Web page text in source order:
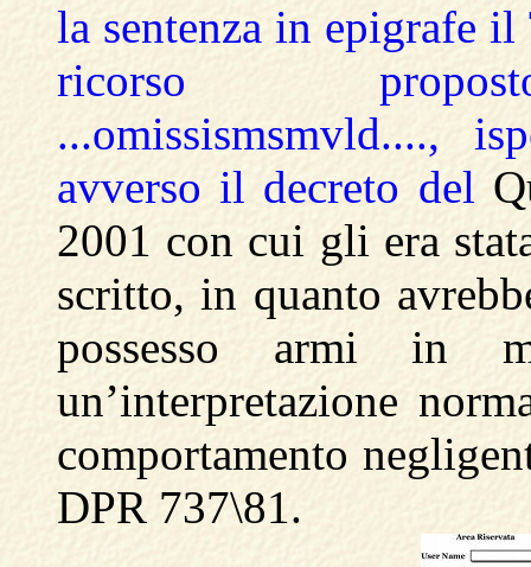
la sentenza in epigrafe
ricorso proposto
...omissismsmvld....,
avverso il decreto del
2001 con cui gli era
scritto, in quanto
possesso armi in
un’interpretazione
comportamento
DPR 737\81.